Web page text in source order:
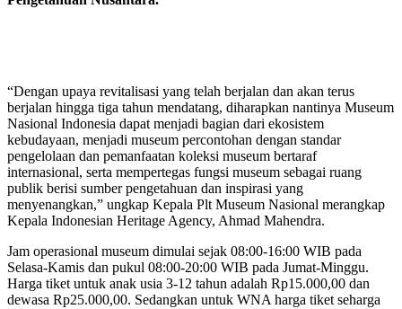
“Dengan upaya revitalisasi yang telah berjalan dan akan terus
berjalan hingga tiga tahun mendatang, diharapkan nantinya Museum
Nasional Indonesia dapat menjadi bagian dari ekosistem
kebudayaan, menjadi museum percontohan dengan standar
pengelolaan dan pemanfaatan koleksi museum bertaraf
internasional, serta mempertegas fungsi museum sebagai ruang
publik berisi sumber pengetahuan dan inspirasi yang
menyenangkan,” ungkap Kepala Plt Museum Nasional merangkap
Kepala Indonesian Heritage Agency, Ahmad Mahendra.
Jam operasional museum dimulai sejak 08:00-16:00 WIB pada
Selasa-Kamis dan pukul 08:00-20:00 WIB pada Jumat-Minggu.
Harga tiket untuk anak usia 3-12 tahun adalah Rp15.000,00 dan
dewasa Rp25.000,00. Sedangkan untuk WNA harga tiket seharga